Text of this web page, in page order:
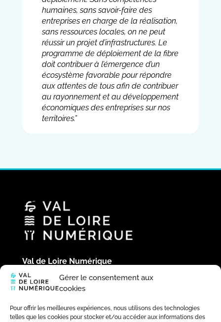
Gérer le consentement aux
cookies
Pour offrir les meilleures expériences, nous utilisons des technologies
telles que les cookies pour stocker et/ou accéder aux informations des
humaines, sans savoir-faire des
entreprises en charge de la réalisation,
sans ressources locales, on ne peut
réussir un projet d’infrastructures. Le
programme de déploiement de la fibre
doit contribuer à l’émergence d’un
écosystème favorable pour répondre
aux attentes de tous afin de contribuer
au rayonnement et au développement
économiques des entreprises sur nos
territoires.”
Val de Loire Numérique
Hôtel du Département
Place de la République
41020 Blois Cedex
02 54 58 44 39